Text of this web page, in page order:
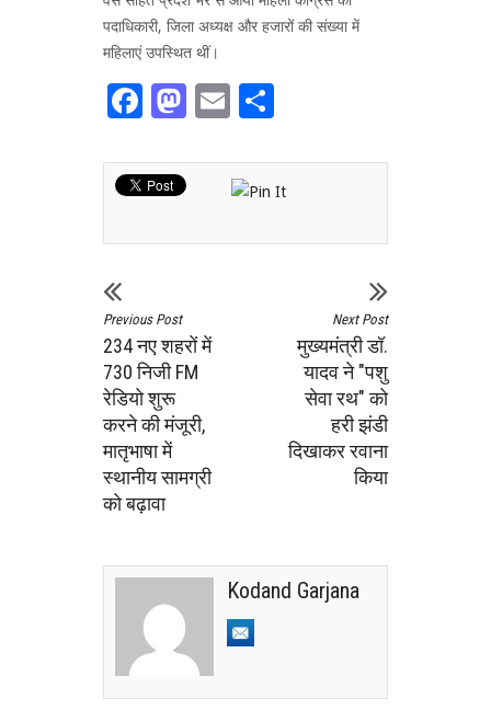
पदाधिकारी, जिला अध्यक्ष और हजारों की संख्या में
महिलाएं उपस्थित थीं।
Facebook
Mastodon
Email
Previous Post
234 नए शहरों में
730 निजी FM
रेडियो शुरू
करने की मंजूरी,
मातृभाषा में
स्थानीय सामग्री
को बढ़ावा
Next Post
मुख्यमंत्री डॉ.
यादव ने "पशु
सेवा रथ" को
हरी झंडी
दिखाकर रवाना
किया
Kodand Garjana